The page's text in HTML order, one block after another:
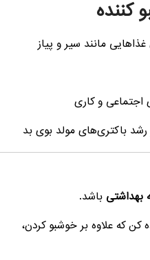
کننده
مانند سیر و پیاز
و کاری
باکتری‌های مولد بوی بد
بهداشتی باشد.
کن که علاوه بر خوشبو کردن،